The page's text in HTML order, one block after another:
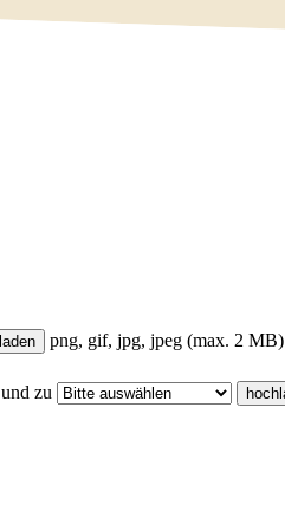
png, gif, jpg, jpeg (max. 2 MB)
und zu